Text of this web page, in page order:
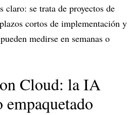
claro: se trata de proyectos de
cortos de implementación y
medirse en semanas o
Cloud: la IA